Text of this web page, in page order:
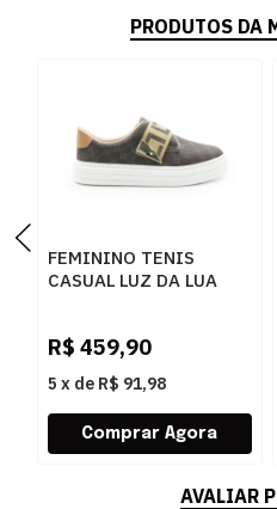
PRODUTOS DA
FEMININO TENIS
CASUAL LUZ DA LUA
AMENDOA OURO
R$ 459,90
5 x de R$ 91,98
AVALIAR